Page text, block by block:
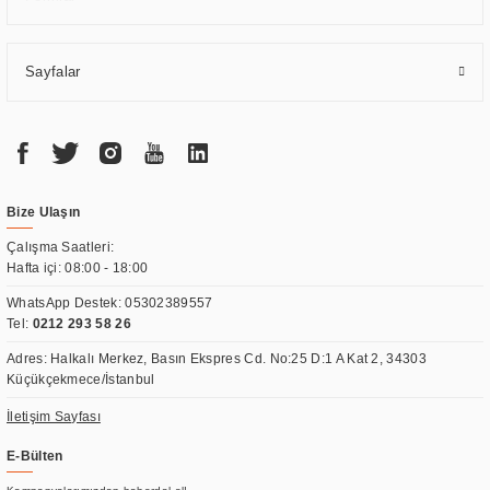
Sayfalar
Bize Ulaşın
Çalışma Saatleri:
Hafta içi: 08:00 - 18:00
WhatsApp Destek:05302389557
Tel: 0212 293 58 26
Adres: Halkalı Merkez, Basın Ekspres Cd. No:25 D:1 A Kat 2, 34303
Küçükçekmece/İstanbul
İletişim Sayfası
E-Bülten